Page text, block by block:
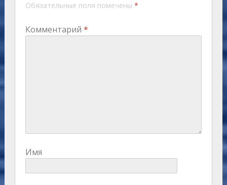
Обязательные поля помечены *
Комментарий *
Имя